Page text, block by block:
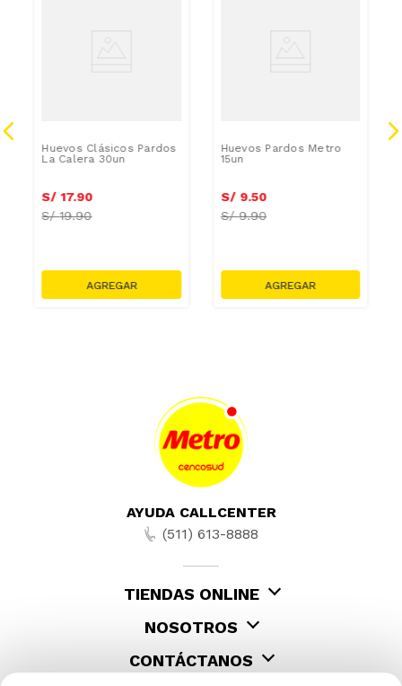
Huevos Clásicos Pardos
La Calera 30un
S/ 17.90
S/19.90
Huevos Pardos Metro
15un
S/ 9.50
S/9.90
AYUDA CALLCENTER
(511) 613-8888
TIENDAS ONLINE
NOSOTROS
CONTÁCTANOS